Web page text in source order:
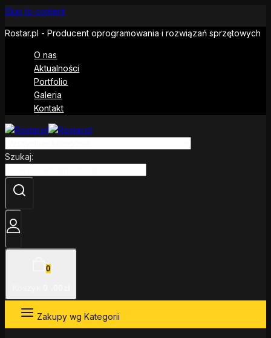
Skip to content
Rostar.pl - Producent oprogramowania i rozwiązań sprzętowych
O nas
Aktualności
Portfolio
Galeria
Kontakt
Szukaj:
0
Zakupy wg Kategorii